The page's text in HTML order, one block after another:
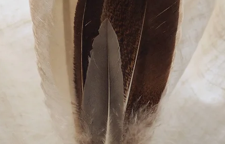
bis zur Stärkung von Intuition und Gefühlen. So hilft der
Er trägt auch zur Traumerinnerung bei und hilft,
die nahe am Wasser gebaut sind, andererseits kann
und ausgleichende Wirkung auf die Psyche wird von
ausgeprägte Wirkung auf die weiblichen Geschlechtsorgane.
wird die Fruchtbarkeit gefördert. Zusätzlich hilft er bei
und Schwangerschaft ist schon seit langer Zeit eine
ebenso positiv wie die Zeit danach. Die Rückbildung nach der
später in den Wechseljahren ist er ein begehrter Begleiter.
und Ausgeglichenheit. Ihre jugendliche Ausstrahlung wird